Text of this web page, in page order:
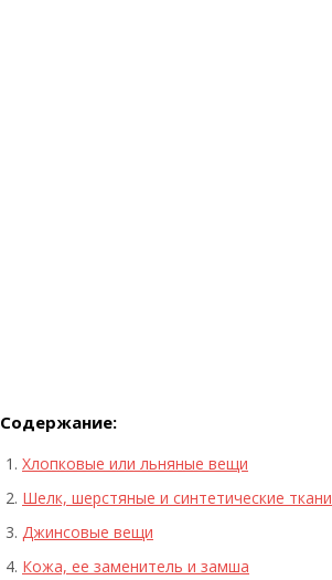
Содержание:
Хлопковые или льняные вещи
Шелк, шерстяные и синтетические ткани
Джинсовые вещи
Кожа, ее заменитель и замша